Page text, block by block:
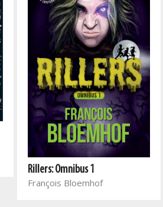
Rillers: Omnibus 1
François Bloemhof